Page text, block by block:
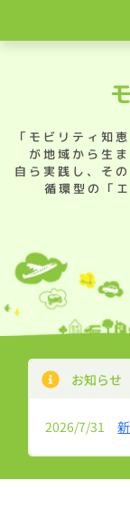
テ
「モビリティ知
が地域から生
自ら実践し、そ
循環型の「
お知らせ
2026/7/31